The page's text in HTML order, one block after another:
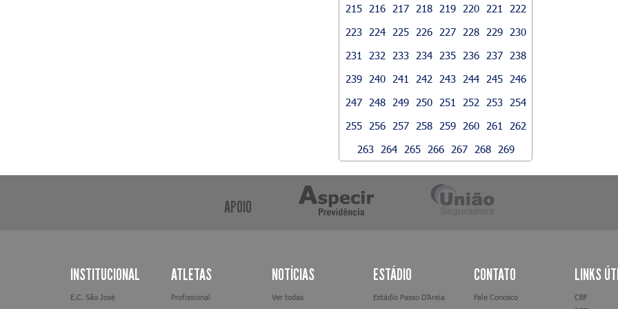
215 216 217 218 219 220 221
222
223
224 225 226 227 228 229
230
231
232 233 234 235 236 237
238
239
240 241 242 243 244 245
246
247
248 249 250 251 252 253
254
255
256 257 258 259 260 261
262
263
264 265 266 267 268 269
APOIO
INSTITUCIONAL
E.C. São José
ATLETAS
Profissional
NOTÍCIAS
Ver todas
ESTÁDIO
Estádio Passo D’Areia
CONTATO
Fale Conosco
LINKS
CBF